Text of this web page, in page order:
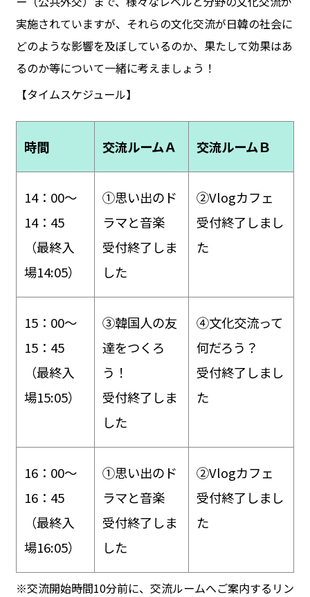
実施されていますが、それらの文化交流が日韓の社会に
どのような影響を及ぼしているのか、果たして効果はあ
るのか等について一緒に考えましょう！
【タイムスケジュール】
時間 交流ルームＡ 交流ルームＢ
14：00～
14：45
（最終入
場14:05）
①思い出のド
ラマと音楽
受付終了しま
した
②Vlogカフェ
受付終了しまし
た
15：00～
15：45
（最終入
場15:05）
③韓国人の友
達をつくろ
う！
受付終了しま
した
④文化交流って
何だろう？
受付終了しまし
た
16：00～
16：45
（最終入
場16:05）
①思い出のド
ラマと音楽
受付終了しま
した
②Vlogカフェ
受付終了しまし
た
※交流開始時間10分前に、交流ルームへご案内するリン